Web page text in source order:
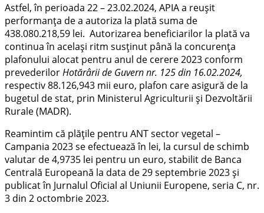
Astfel, în perioada 22 – 23.02.2024, APIA a reușit
performanța de a autoriza la plată suma de
438.080.218,59 lei. Autorizarea beneficiarilor la plată va
continua în același ritm susținut până la concurența
plafonului alocat pentru anul de cerere 2023 conform
prevederilorHotărârii de Guvern nr. 125 din 16.02.2024,
respectiv 88.126,943 mii euro, plafon care asigură de la
bugetul de stat, prin Ministerul Agriculturii și Dezvoltării
Rurale (MADR).
Reamintim că plățile pentru ANT sector vegetal –
Campania 2023 se efectuează în lei, la cursul de schimb
valutar de 4,9735 lei pentru un euro, stabilit de Banca
Centrală Europeană la data de 29 septembrie 2023 și
publicat în Jurnalul Oficial al Uniunii Europene, seria C, nr.
3 din 2 octombrie 2023.